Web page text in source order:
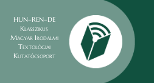
HUN–REN–DE
Klasszikus
Magyar Irodalmi
Textológiai
Kutatócsoport